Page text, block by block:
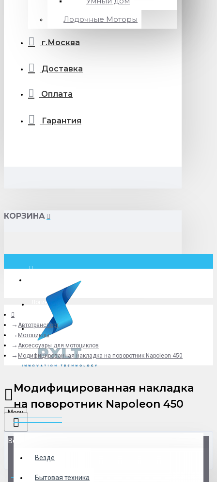
Лодочные Моторы
г.Москва
Доставка
Оплата
Гарантия
КОРЗИНА
Логин
+79775619766
Menu
Везде
Везде
Бытовая техника
0 товар(ов) - 0 р.
Автотранспорт
Мотоциклы
Аксессуары для мотоциклов
Модифицированная накладка на поворотник Napoleon 450
Модифицированная накладка
на поворотник Napoleon 450